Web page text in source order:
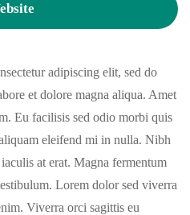
adipiscing elit, sed do
et dolore magna aliqua. Amet
Eu facilisis sed odio morbi quis
eleifend mi in nulla. Nibh
at erat. Magna fermentum
Lorem dolor sed viverra
Viverra orci sagittis eu